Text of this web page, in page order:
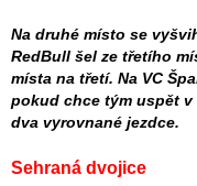
Na druhé místo se
RedBull šel ze třetího
místa na třetí. Na VC
pokud chce tým uspět
dva vyrovnané jezdce.
Sehraná dvojice